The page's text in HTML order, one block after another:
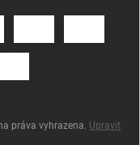
práva vyhrazena. Upravit